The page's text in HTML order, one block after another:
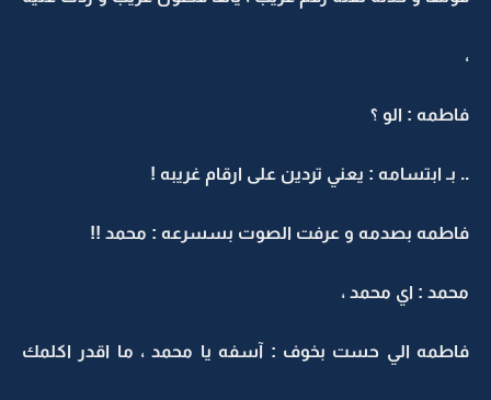
،
فاطمه : الو ؟
.. بـ ابتسامه : يعني تردين على ارقام غريبه !
فاطمه بصدمه و عرفت الصوت بسسرعه : محمد !!
محمد : اي محمد ،
فاطمه الي حست بخوف : آسفه يا محمد ، ما اقدر اكلمك